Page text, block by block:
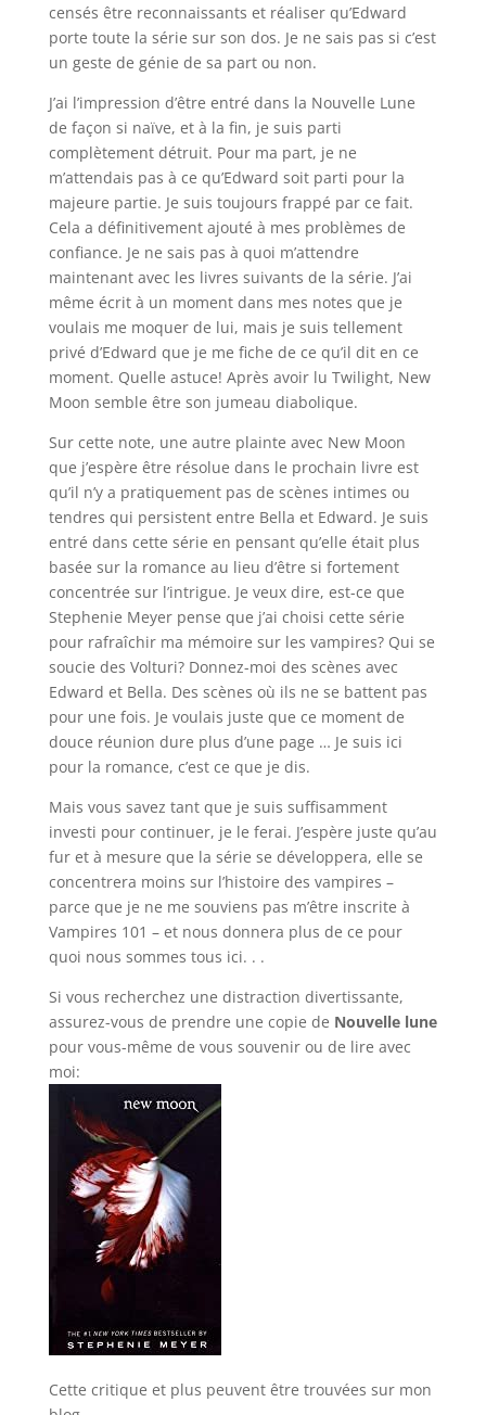
censés être reconnaissants et réaliser qu’Edward
porte toute la série sur son dos. Je ne sais pas si c’est
un geste de génie de sa part ou non.
J’ai l’impression d’être entré dans la Nouvelle Lune
de façon si naïve, et à la fin, je suis parti
complètement détruit. Pour ma part, je ne
m’attendais pas à ce qu’Edward soit parti pour la
majeure partie. Je suis toujours frappé par ce fait.
Cela a définitivement ajouté à mes problèmes de
confiance. Je ne sais pas à quoi m’attendre
maintenant avec les livres suivants de la série. J’ai
même écrit à un moment dans mes notes que je
voulais me moquer de lui, mais je suis tellement
privé d’Edward que je me fiche de ce qu’il dit en ce
moment. Quelle astuce! Après avoir lu Twilight, New
Moon semble être son jumeau diabolique.
Sur cette note, une autre plainte avec New Moon
que j’espère être résolue dans le prochain livre est
qu’il n’y a pratiquement pas de scènes intimes ou
tendres qui persistent entre Bella et Edward. Je suis
entré dans cette série en pensant qu’elle était plus
basée sur la romance au lieu d’être si fortement
concentrée sur l’intrigue. Je veux dire, est-ce que
Stephenie Meyer pense que j’ai choisi cette série
pour rafraîchir ma mémoire sur les vampires? Qui se
soucie des Volturi? Donnez-moi des scènes avec
Edward et Bella. Des scènes où ils ne se battent pas
pour une fois. Je voulais juste que ce moment de
douce réunion dure plus d’une page … Je suis ici
pour la romance, c’est ce que je dis.
Mais vous savez tant que je suis suffisamment
investi pour continuer, je le ferai. J’espère juste qu’au
fur et à mesure que la série se développera, elle se
concentrera moins sur l’histoire des vampires –
parce que je ne me souviens pas m’être inscrite à
Vampires 101 – et nous donnera plus de ce pour
quoi nous sommes tous ici. . .
Si vous recherchez une distraction divertissante,
assurez-vous de prendre une copie de Nouvelle lune
pour vous-même de vous souvenir ou de lire avec
moi:
Cette critique et plus peuvent être trouvées sur mon